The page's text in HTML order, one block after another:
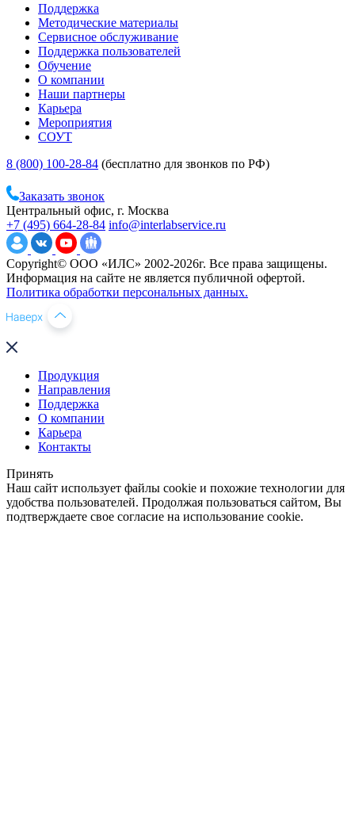
Поддержка
Методические материалы
Сервисное обслуживание
Поддержка пользователей
Обучение
О компании
Наши партнеры
Карьера
Мероприятия
СОУТ
8 (800) 100-28-84 (бесплатно для звонков по РФ)
Заказать звонок
Центральный офис, г. Москва
+7 (495) 664-28-84 info@interlabservice.ru
Copyright© ООО «ИЛС» 2002-2026г. Все права защищены.
Информация на сайте не является публичной офертой.
Политика обработки персональных данных.
Продукция
Направления
Поддержка
О компании
Карьера
Контакты
Принять
Наш сайт использует файлы cookie и похожие технологии для
удобства пользователей. Продолжая пользоваться сайтом, Вы
подтверждаете свое согласие на использование cookie.